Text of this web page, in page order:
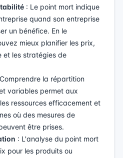
: Le point mort indique
quand son entreprise
un bénéfice. En le
mieux planifier les prix,
et les stratégies de
la répartition
variables permet aux
ressources efficacement et
où des mesures de
être prises.
: L'analyse du point mort
pour les produits ou